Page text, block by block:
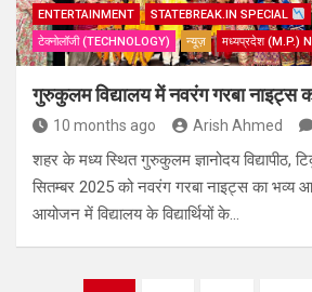
ENTERTAINMENT
STATEBREAK.IN SPECIAL
टेक्नोलॉजी (TECHNOLOGY)
न्यूज़ मध्यप्रदेश (M.P.)
गुरुकुलम विद्यालय में नवरंग गरबा नाइट्स
10 months ago Arish Ahmed
शहर के मध्य स्थित गुरुकुलम ज्ञानोदय विद्यापीठ,
सितम्बर 2025 को नवरंग गरबा नाइट्स का भव्य
आयोजन में विद्यालय के विद्यार्थियों के…